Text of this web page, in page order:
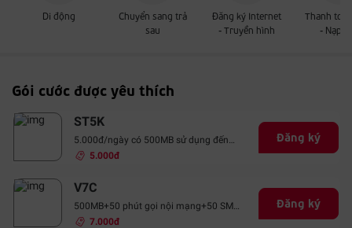
Di động
Chuyển sang trả
sau
Đăng ký Internet
- Truyền hình
Thanh
- Nạp
Gói cước được yêu thích
ST5K
5.000đ/ngày có 500MB sử dụng đến
24h ngày đăng ký, DV gia hạn hàng
5.000đ
Đăng ký
V7C
500MB+50 phút gọi nội mạng+50 SMS
nội mạng
7.000đ
Đăng ký